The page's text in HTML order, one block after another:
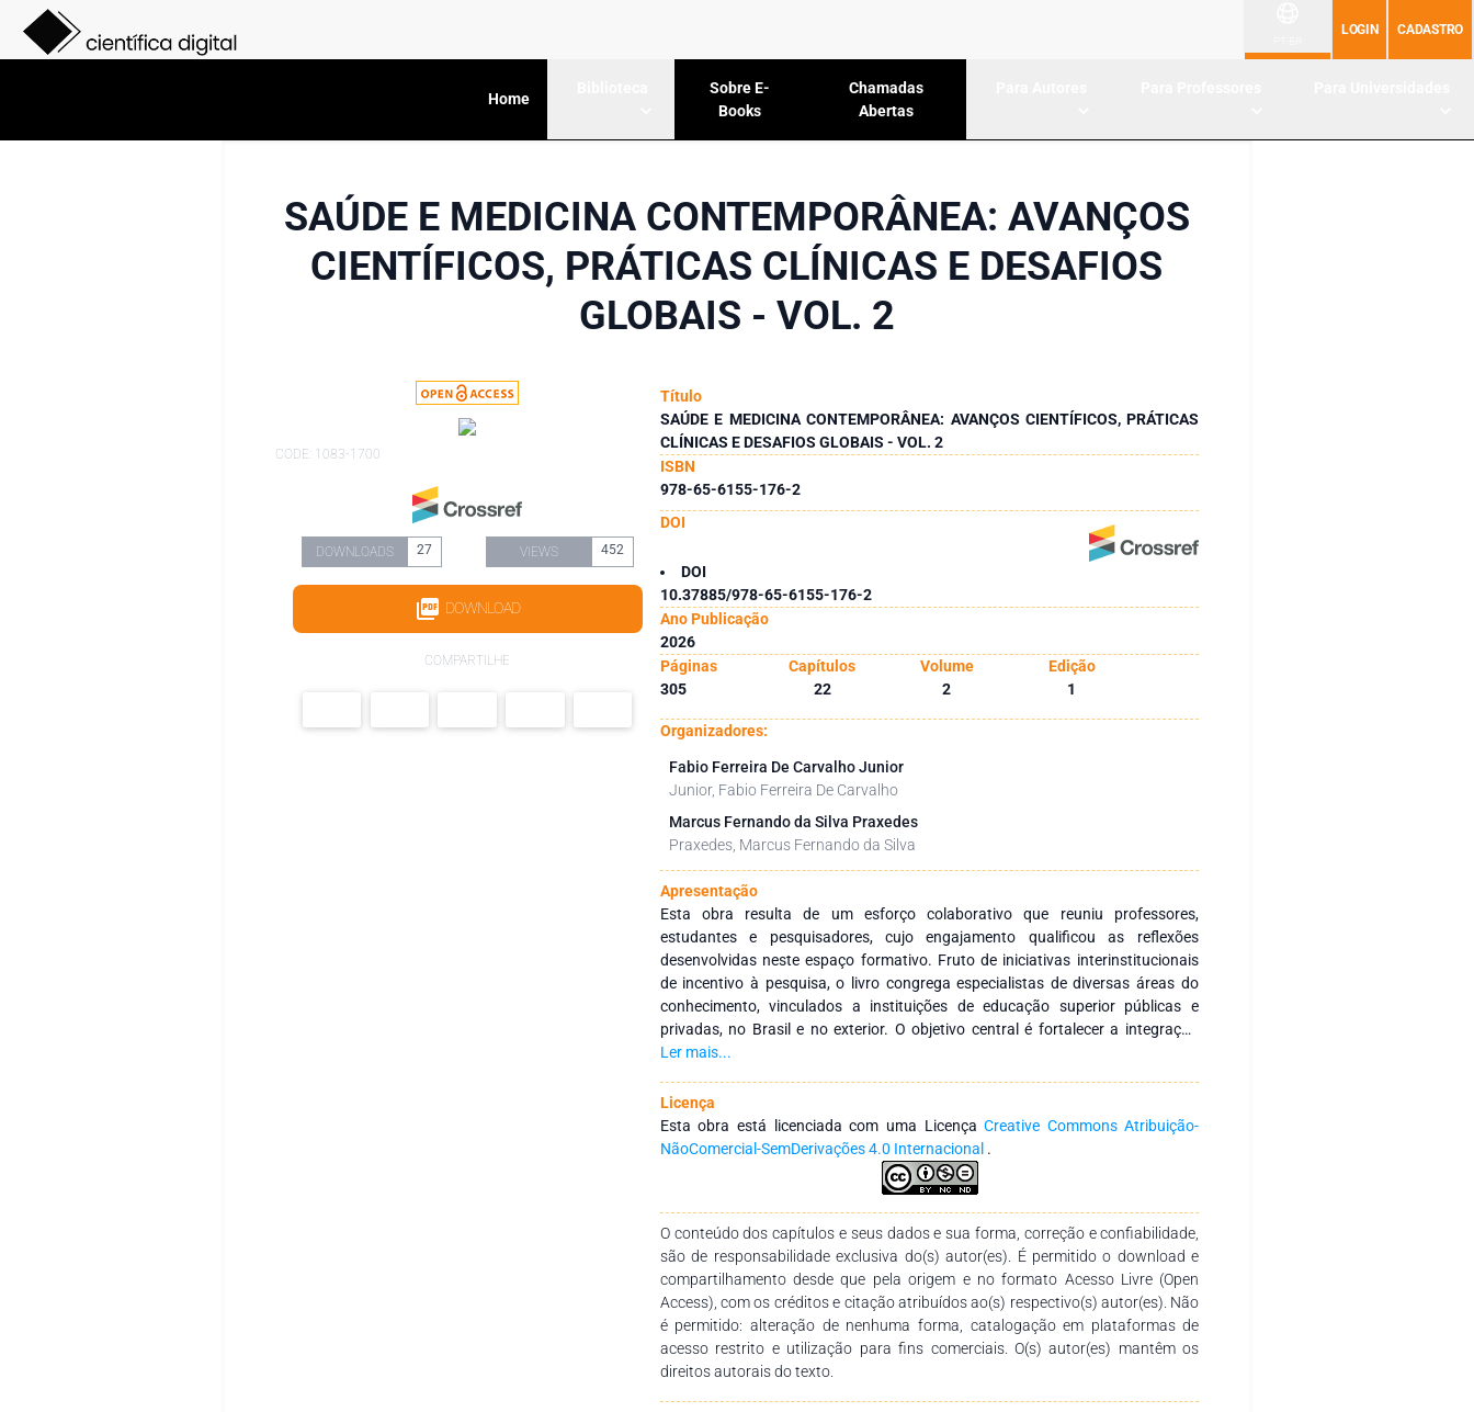
LOGIN CADASTRO
Home
Sobre E-
Books
Chamadas
Abertas
SAÚDE E MEDICINA CONTEMPORÂNEA: AVANÇOS
CIENTÍFICOS, PRÁTICAS CLÍNICAS E DESAFIOS
GLOBAIS - VOL. 2
CODE: 1083-1700
DOWNLOADS 27 VIEWS 452
DOWNLOAD
COMPARTILHE
Título
SAÚDE E MEDICINA CONTEMPORÂNEA: AVANÇOS CIENTÍFICOS, PRÁTICAS
CLÍNICAS E DESAFIOS GLOBAIS - VOL. 2
ISBN
978-65-6155-176-2
DOI
DOI
10.37885/978-65-6155-176-2
Ano Publicação
2026
Páginas
Capítulos Volume
Edição
305
22 2 1
Organizadores:
Fabio Ferreira De Carvalho Junior
Junior, Fabio Ferreira De Carvalho
Marcus Fernando da Silva Praxedes
Praxedes, Marcus Fernando da Silva
Apresentação
Esta obra resulta de um esforço colaborativo que reuniu professores,
estudantes e pesquisadores, cujo engajamento qualificou as reflexões
desenvolvidas neste espaço formativo. Fruto de iniciativas interinstitucionais
de incentivo à pesquisa, o livro congrega especialistas de diversas áreas do
conhecimento, vinculados a instituições de educação superior públicas e
privadas, no Brasil e no exterior. O objetivo central é fortalecer a integração
entre instituições por meio de redes de pesquisa voltadas à formação
disseminação do conhecimento. Agradecemos aos autores pela dedicação e
compromisso na construção desta obra, que se propõe a ser um recurso
didático-pedagógico relevante para estudantes, docentes de diferentes níveis
de ensino e demais interessados na temática.
Ler mais...
Licença
Esta obra está licenciada com uma LicençaCreative Commons Atribuição-
NãoComercial-SemDerivações 4.0 Internacional .
O conteúdo dos capítulos e seus dados e sua forma, correção e confiabilidade,
são de responsabilidade exclusiva do(s) autor(es). É permitido o download e
compartilhamento desde que pela origem e no formato Acesso Livre (Open
Access), com os créditos e citação atribuídos ao(s) respectivo(s) autor(es). Não
é permitido: alteração de nenhuma forma, catalogação em plataformas de
acesso restrito e utilização para fins comerciais. O(s) autor(es) mantêm os
direitos autorais do texto.